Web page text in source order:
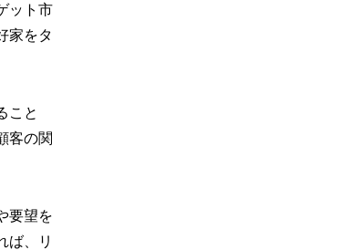
ット市
家をタ
こと
客の関
要望を
ば、リ